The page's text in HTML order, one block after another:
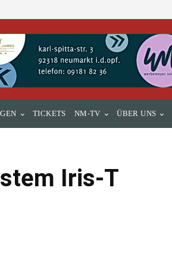
TICKETS NM-TV ÜBER UNS
Iris-T